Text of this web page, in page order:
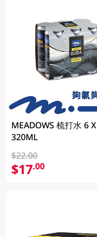
MEADOWS 梳打水 6 X
320ML
$22.00
$17.00